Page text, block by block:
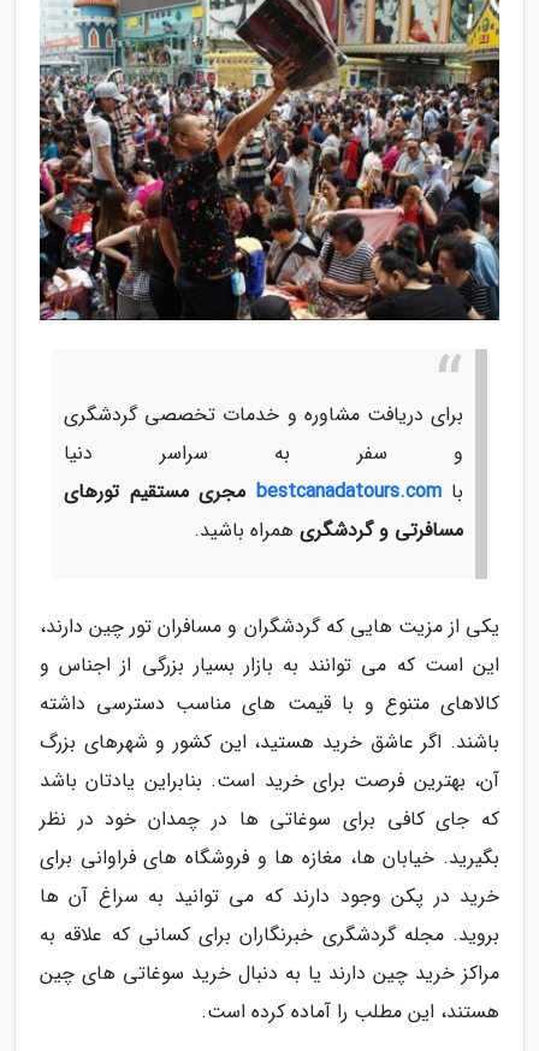
برای دریافت مشاوره و خدمات تخصصی گردشگری
و سفر به سراسر دنیا
باbestcanadatours.com مجری مستقیم تورهای
مسافرتی و گردشگری همراه باشید.
یکی از مزیت هایی که گردشگران و مسافران تور چین دارند،
این است که می توانند به بازار بسیار بزرگی از اجناس و
کالاهای متنوع و با قیمت های مناسب دسترسی داشته
باشند. اگر عاشق خرید هستید، این کشور و شهرهای بزرگ
آن، بهترین فرصت برای خرید است. بنابراین یادتان باشد
که جای کافی برای سوغاتی ها در چمدان خود در نظر
بگیرید. خیابان ها، مغازه ها و فروشگاه های فراوانی برای
خرید در پکن وجود دارند که می توانید به سراغ آن ها
بروید. مجله گردشگری خبرنگاران برای کسانی که علاقه به
مراکز خرید چین دارند یا به دنبال خرید سوغاتی های چین
هستند، این مطلب را آماده کرده است.